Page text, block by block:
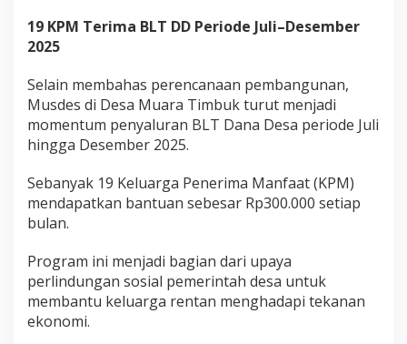
e
m
a
L
T
D
19 KPM Terima BLT DD Periode Juli–Desember
2025
Selain membahas perencanaan pembangunan,
Musdes di Desa Muara Timbuk turut menjadi
momentum penyaluran BLT Dana Desa periode Juli
hingga Desember 2025.
Sebanyak 19 Keluarga Penerima Manfaat (KPM)
mendapatkan bantuan sebesar Rp300.000 setiap
bulan.
Program ini menjadi bagian dari upaya
perlindungan sosial pemerintah desa untuk
membantu keluarga rentan menghadapi tekanan
ekonomi.